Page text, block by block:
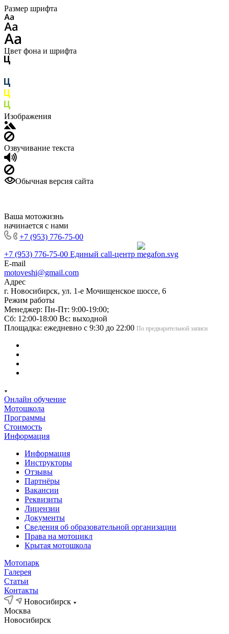
Размер шрифта
Цвет фона и шрифта
Изображения
Озвучивание текста
Обычная версия сайта
Ваша мотожизнь
начинается с нами
+7 (953) 776-75-00
+7 (953) 776-75-00 Единый call-центр
E-mail
motoveshi@gmail.com
Адрес
г. Новосибирск, ул. 1-е Мочищенское шоссе, 6
Режим работы
Менеджер: Пн-Пт: 9:00-19:00;
Сб: 12:00-18:00 Вс: выходной
Площадка: ежедневно с 9:30 до 22:00 По предварительной записи
Онлайн обучение
Мотошкола
Программы
Стоимость
Информация
Информация
Инструкторы
Отзывы
Партнёры
Вакансии
Реквизиты
Лицензии
Документы
Сведения об образовательной организации
Права на мотоцикл
Крытая мотошкола
Мотопарк
Галерея
Статьи
Контакты
Новосибирск
Москва
Новосибирск